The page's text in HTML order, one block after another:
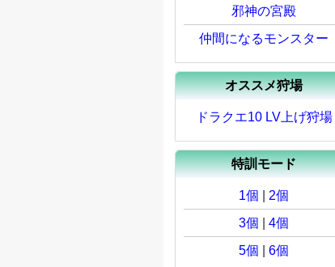
邪神の宮殿
仲間になるモンスター
オススメ狩場
ドラクエ10 LV上げ狩場
特訓モード
1個
2個
3個
4個
5個
6個